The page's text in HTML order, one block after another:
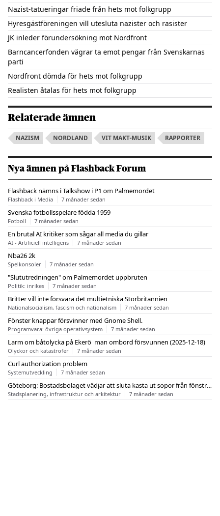
Nazist-tatueringar friade från hets mot folkgrupp
Hyresgästföreningen vill utesluta nazister och rasister
JK inleder förundersökning mot Nordfront
Barncancerfonden vägrar ta emot pengar från Svenskarnas
parti
Nordfront dömda för hets mot folkgrupp
Realisten åtalas för hets mot folkgrupp
Relaterade ämnen
NAZISM NORDLAND VIT MAKT-MUSIK RAPPORTER
Nya ämnen på Flashback Forum
Flashback nämns i Talkshow i P1 om Palmemordet
Flashback i Media 7 månader sedan
Svenska fotbollsspelare födda 1959
Fotboll 7 månader sedan
En brutal AI kritiker som sågar all media du gillar
AI - Artificiell intelligens 7 månader sedan
Nba26 2k
Spelkonsoler 7 månader sedan
"Slututredningen" om Palmemordet uppbruten
Politik: inrikes 7 månader sedan
Britter vill inte försvara det multietniska Storbritannien
Nationalsocialism, fascism och nationalism 7 månader sedan
Fönster knappar försvinner med Gnome Shell.
Programvara: övriga operativsystem 7 månader sedan
Larm om båtolycka på Ekerö  man ombord försvunnen (2025-12-18)
Olyckor och katastrofer 7 månader sedan
Curl authorization problem
Systemutveckling 7 månader sedan
Göteborg: Bostadsbolaget vädjar att sluta kasta ut sopor från fönstren
Stadsplanering, infrastruktur och arkitektur 7 månader sedan